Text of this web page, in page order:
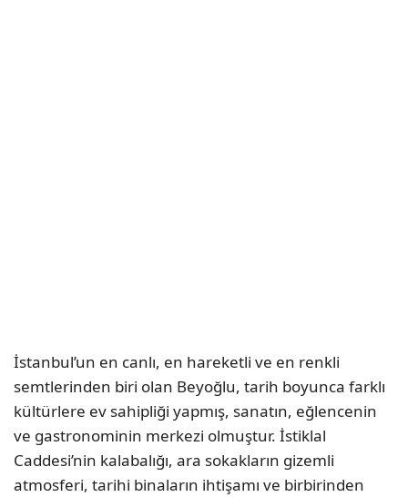
İstanbul’un en canlı, en hareketli ve en renkli
semtlerinden biri olan Beyoğlu, tarih boyunca farklı
kültürlere ev sahipliği yapmış, sanatın, eğlencenin
ve gastronominin merkezi olmuştur. İstiklal
Caddesi’nin kalabalığı, ara sokakların gizemli
atmosferi, tarihi binaların ihtişamı ve birbirinden